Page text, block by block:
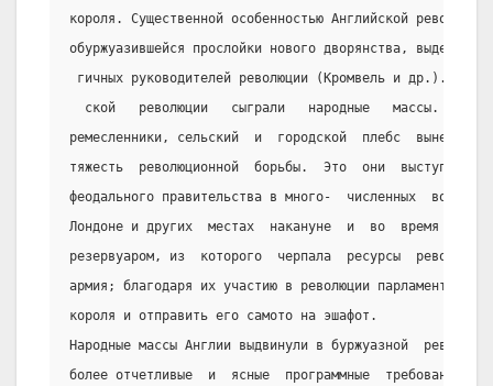
короля. Существенной особенностью Английской
обуржуазившейся прослойки нового дворянства,
гичных руководителей революции (Кромвель и др.). Но
ской   революции   сыграли   народные   массы.
ремесленники, сельский  и  городской  плебс  вынесли
тяжесть  революционной  борьбы.  Это  они  выступали
феодального правительства в много-  численных
Лондоне и других  местах  накануне  и  во  время
резервуаром, из  которого  черпала  ресурсы  рево-
армия; благодаря их участию в революции парламент
короля и отправить его самото на эшафот.
Народные массы Англии выдвинули в буржуазной
более отчетливые  и  ясные  программные  требования